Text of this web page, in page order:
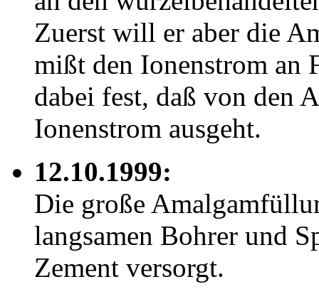
Zuerst will er aber die
mißt den Ionenstrom an
dabei fest, daß von den
Ionenstrom ausgeht.
12.10.1999:
Die große
langsamen Bohrer und
Zement versorgt.